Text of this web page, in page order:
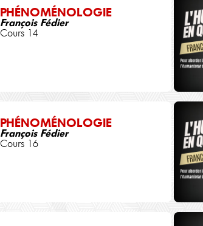
PHÉNOMÉNOLOGIE
François Fédier
Cours 14
PHÉNOMÉNOLOGIE
François Fédier
Cours 16